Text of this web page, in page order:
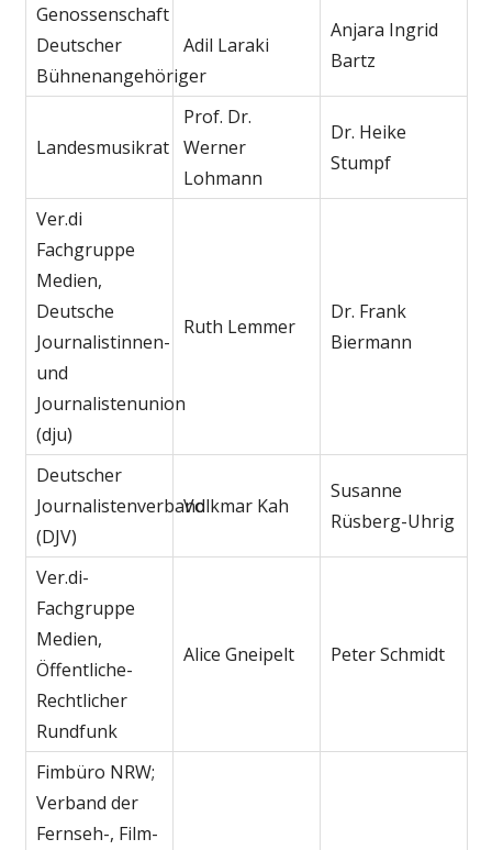
Genossenschaft
Deutscher
Bühnenangehöriger
Adil Laraki
Anjara Ingrid
Bartz
Landesmusikrat
Prof. Dr.
Werner
Lohmann
Dr. Heike
Stumpf
Ver.di
Fachgruppe
Medien,
Deutsche
Journalistinnen-
und
Journalistenunion
(dju)
Ruth Lemmer
Dr. Frank
Biermann
Deutscher
Journalistenverband
(DJV)
Volkmar Kah
Susanne
Rüsberg-Uhrig
Ver.di-
Fachgruppe
Medien,
Öffentliche-
Rechtlicher
Rundfunk
Alice Gneipelt Peter Schmidt
Fimbüro NRW;
Verband der
Fernseh-, Film-